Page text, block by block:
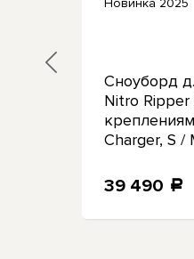
Сноуборд
Nitro Ripper
Charger, S /
39 490 a